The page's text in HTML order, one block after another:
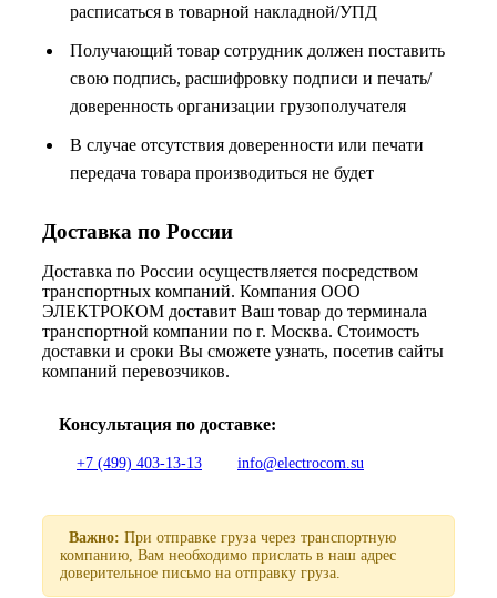
расписаться в товарной накладной/УПД
Получающий товар сотрудник должен поставить
свою подпись, расшифровку подписи и печать/
доверенность организации грузополучателя
В случае отсутствия доверенности или печати
передача товара производиться не будет
Доставка по России
Доставка по России осуществляется посредством
транспортных компаний. Компания ООО
ЭЛЕКТРОКОМ доставит Ваш товар до терминала
транспортной компании по г. Москва. Стоимость
доставки и сроки Вы сможете узнать, посетив сайты
компаний перевозчиков.
Консультация по доставке:
+7 (499) 403-13-13 info@electrocom.su
Важно: При отправке груза через транспортную
компанию, Вам необходимо прислать в наш адрес
доверительное письмо на отправку груза.